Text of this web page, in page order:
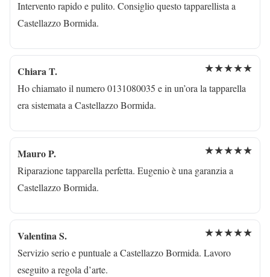
Intervento rapido e pulito. Consiglio questo tapparellista a
Castellazzo Bormida.
Chiara T. ★★★★★
Ho chiamato il numero 0131080035 e in un’ora la tapparella
era sistemata a Castellazzo Bormida.
Mauro P. ★★★★★
Riparazione tapparella perfetta. Eugenio è una garanzia a
Castellazzo Bormida.
Valentina S. ★★★★★
Servizio serio e puntuale a Castellazzo Bormida. Lavoro
eseguito a regola d’arte.